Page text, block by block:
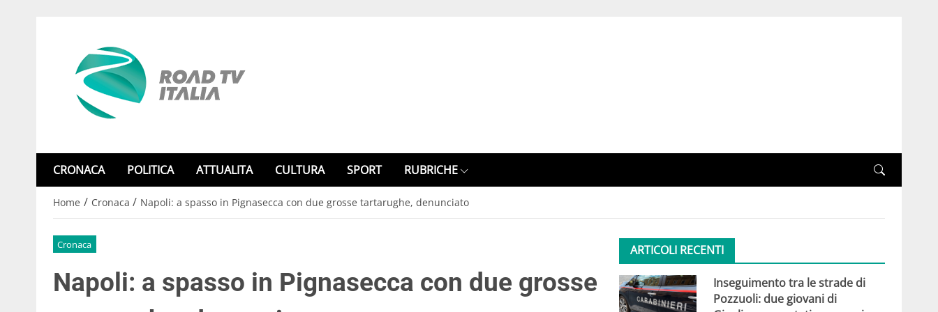
CRONACA POLITICA ATTUALITA CULTURA SPORT RUBRICHE
Home / Cronaca / Napoli: a spasso in Pignasecca con due grosse tartarughe, denunciato
Cronaca
Napoli: a spasso in Pignasecca con due grosse
ARTICOLI RECENTI
Inseguimento tra le strade di
Pozzuoli: due giovani di